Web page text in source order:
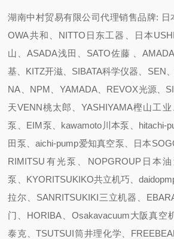
湖南中村贸易有限公司代理销售品牌: 日
OWA共和、NITTO日东工器、日本
山、ASADA浅田、SATO佐藤 、
基、KITZ开滋、SIBATA科学仪器、SEN
NA、NPM、YAMADA、REVOX光源、
天VENN桃太郎、YASHIYAMA樫山工
泵、EIM泵、kawamoto川本泵、hitachi-
田泵、aichi-pump爱知真空泵、日本
RIMITSU有光泵、NOPGROUP日本
泵、KYORITSUKIKO共立机巧、
拉尔、SANRITSUKIKI三立机器、
门、HORIBA、Osakavacuum大阪真空
泰克、TSUTSUI筒井理化学、